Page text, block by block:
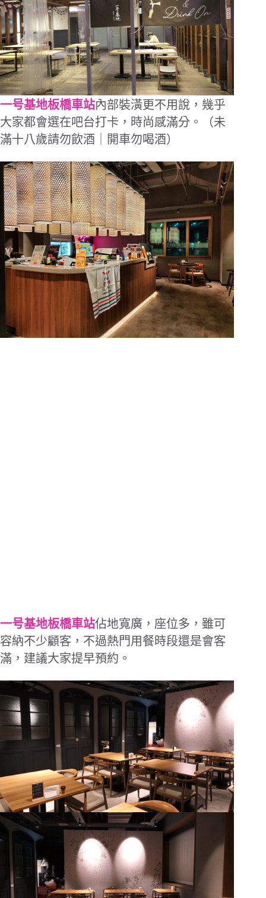
一号基地板橋車站內部裝潢更不用說，幾乎
大家都會選在吧台打卡，時尚感滿分。（未
滿十八歲請勿飲酒｜開車勿喝酒）
一号基地板橋車站佔地寬廣， 座位多 ，雖可
容納不少顧客，不過熱門用餐時段還是會客
滿，建議大家提早預約。